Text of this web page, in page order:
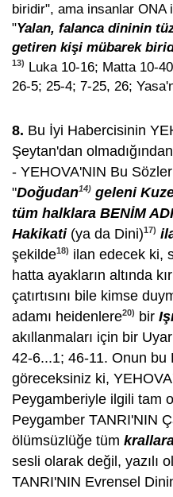
biridir", ama insanlar ONA
"Yalan, falanca dininin
getiren kişi mübarek
13) Luka 10-16; Matta 10-
26-5; 25-4; 7-25, 26;
8. Bu İyi Habercisinin
Şeytan'dan
- YEHOVA'NIN Bu
"Doğudan14) geleni
tüm halklara BENİM
Hakikati(ya da Dini)17)
şekilde18) ilan edecek ki,
hatta ayakların altında
çatırtısını bile kimse
adamı heidenlere20) bir
akıllanmaları için bir
42-6...1; 46-11. Onun bu
göreceksiniz ki,
Peygamberiyle ilgili tam
Peygamber TANRI'NIN
ölümsüzlüğe tüm
sesli olarak değil, yazılı
TANRI'NIN Evrensel